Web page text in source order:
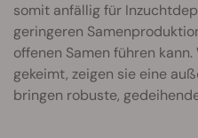
somit anfällig für
geringeren
offenen Samen führen
gekeimt, zeigen sie eine
bringen robuste,